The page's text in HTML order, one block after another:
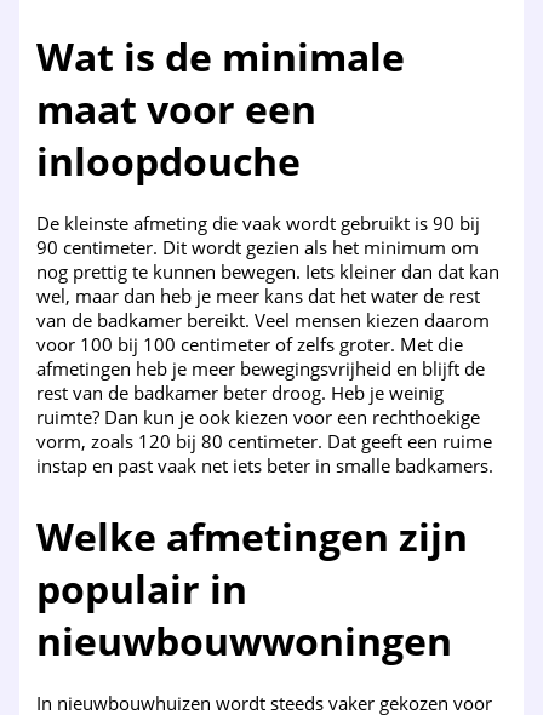
Wat is de minimale
maat voor een
inloopdouche
De kleinste afmeting die vaak wordt gebruikt is 90 bij
90 centimeter. Dit wordt gezien als het minimum om
nog prettig te kunnen bewegen. Iets kleiner dan dat kan
wel, maar dan heb je meer kans dat het water de rest
van de badkamer bereikt. Veel mensen kiezen daarom
voor 100 bij 100 centimeter of zelfs groter. Met die
afmetingen heb je meer bewegingsvrijheid en blijft de
rest van de badkamer beter droog. Heb je weinig
ruimte? Dan kun je ook kiezen voor een rechthoekige
vorm, zoals 120 bij 80 centimeter. Dat geeft een ruime
instap en past vaak net iets beter in smalle badkamers.
Welke afmetingen zijn
populair in
nieuwbouwwoningen
In nieuwbouwhuizen wordt steeds vaker gekozen voor